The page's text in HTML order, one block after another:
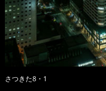
さつきた8・1